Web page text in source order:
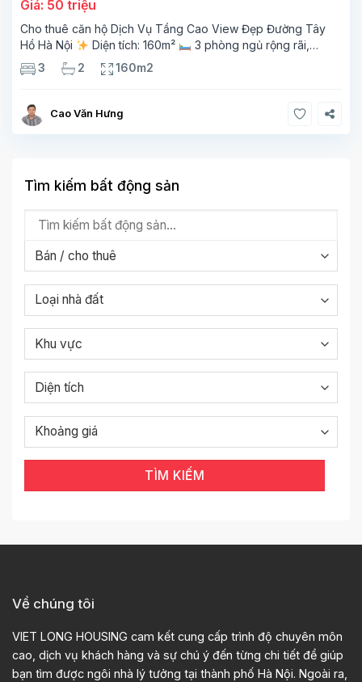
Giá: 50 triệu
Cho thuê căn hộ Dịch Vụ Tầng Cao View Đẹp Đường Tây
Hồ Hà Nội
Diện tích: 160m²
3 phòng ngủ rộng rãi,
thoáng sáng
2 phòng tắm tiện nghi
khách hiện đại, ban công thoáng mát
3 2 160m2
Cao Văn Hưng
Tìm kiếm bất động sản
TÌM KIẾM
Về chúng tôi
VIET LONG HOUSING cam kết cung cấp trình độ chuyên môn
cao, dịch vụ khách hàng và sự chú ý đến từng chi tiết để giúp
bạn tìm được ngôi nhà lý tưởng tại thành phố Hà Nội. Ngoài ra,